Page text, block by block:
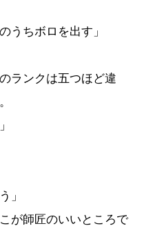
うちボロを出す」
ランクは五つほど違
」
が師匠のいいところで